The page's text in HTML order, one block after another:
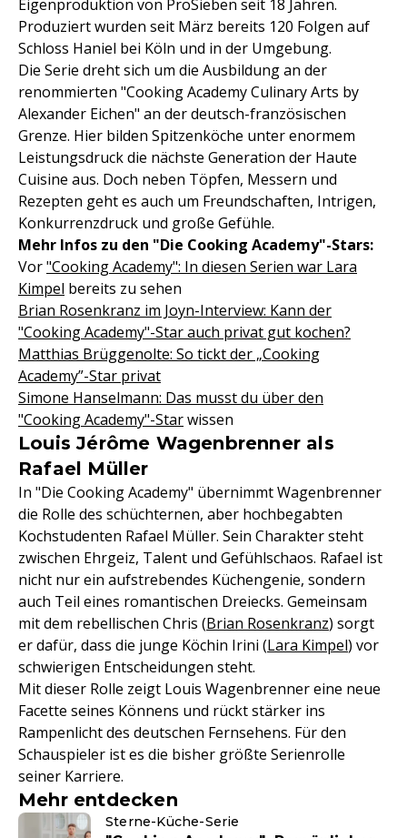
Eigenproduktion von ProSieben seit 18 Jahren.
Produziert wurden seit März bereits 120 Folgen auf
Schloss Haniel bei Köln und in der Umgebung.
Die Serie dreht sich um die Ausbildung an der
renommierten "Cooking Academy Culinary Arts by
Alexander Eichen" an der deutsch-französischen
Grenze. Hier bilden Spitzenköche unter enormem
Leistungsdruck die nächste Generation der Haute
Cuisine aus. Doch neben Töpfen, Messern und
Rezepten geht es auch um Freundschaften, Intrigen,
Konkurrenzdruck und große Gefühle.
Mehr Infos zu den "Die Cooking Academy"-Stars:
Vor"Cooking Academy": In diesen Serien war Lara
Kimpel bereits zu sehen
Brian Rosenkranz im Joyn-Interview: Kann der
"Cooking Academy"-Star auch privat gut kochen?
Matthias Brüggenolte: So tickt der „Cooking
Academy”-Star privat
Simone Hanselmann: Das musst du über den
"Cooking Academy"-Starwissen
Louis Jérôme Wagenbrenner als
Rafael Müller
In "Die Cooking Academy" übernimmt Wagenbrenner
die Rolle des schüchternen, aber hochbegabten
Kochstudenten Rafael Müller. Sein Charakter steht
zwischen Ehrgeiz, Talent und Gefühlschaos. Rafael ist
nicht nur ein aufstrebendes Küchengenie, sondern
auch Teil eines romantischen Dreiecks. Gemeinsam
mit dem rebellischen Chris (Brian Rosenkranz) sorgt
er dafür, dass die junge Köchin Irini (Lara Kimpel) vor
schwierigen Entscheidungen steht.
Mit dieser Rolle zeigt Louis Wagenbrenner eine neue
Facette seines Könnens und rückt stärker ins
Rampenlicht des deutschen Fernsehens. Für den
Schauspieler ist es die bisher größte Serienrolle
seiner Karriere.
Mehr entdecken
Sterne-Küche-Serie